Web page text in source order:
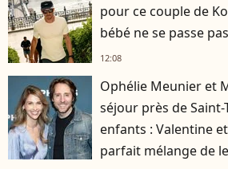
pour ce couple de
bébé ne se passe
12:08
Ophélie Meunier et
séjour près de
enfants : Valentine
parfait mélange de